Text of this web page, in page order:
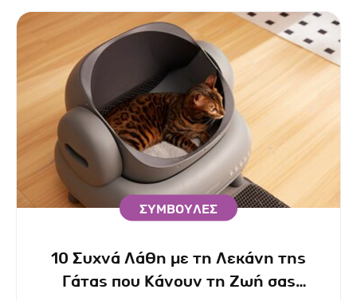
ΣΥΜΒΟΥΛΕΣ
10 Συχνά Λάθη με τη Λεκάνη της
Γάτας που Κάνουν τη Ζωή σας